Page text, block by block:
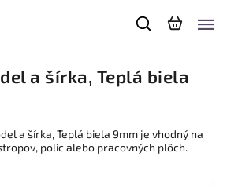
a šírka, Teplá biela
a šírka, Teplá biela 9mm je vhodný na
políc alebo pracovných plôch.